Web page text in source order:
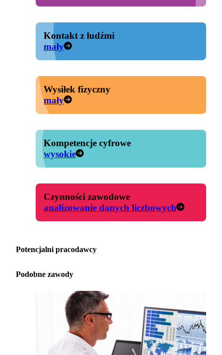
Kontakt z ludźmi
mały
Wysiłek fizyczny
mały
Kompetencje cyfrowe
wysokie
Czynności zawodowe
analizowanie danych liczbowych
Potencjalni pracodawcy
Podobne zawody